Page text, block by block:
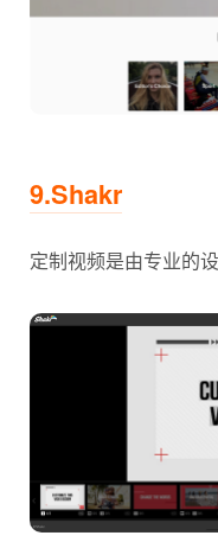
9.Shakr
定制视频是由专业的